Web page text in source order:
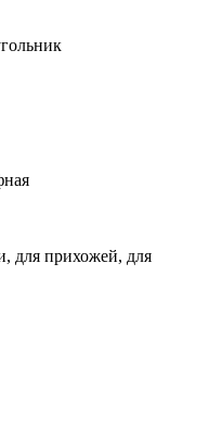
для прихожей, для